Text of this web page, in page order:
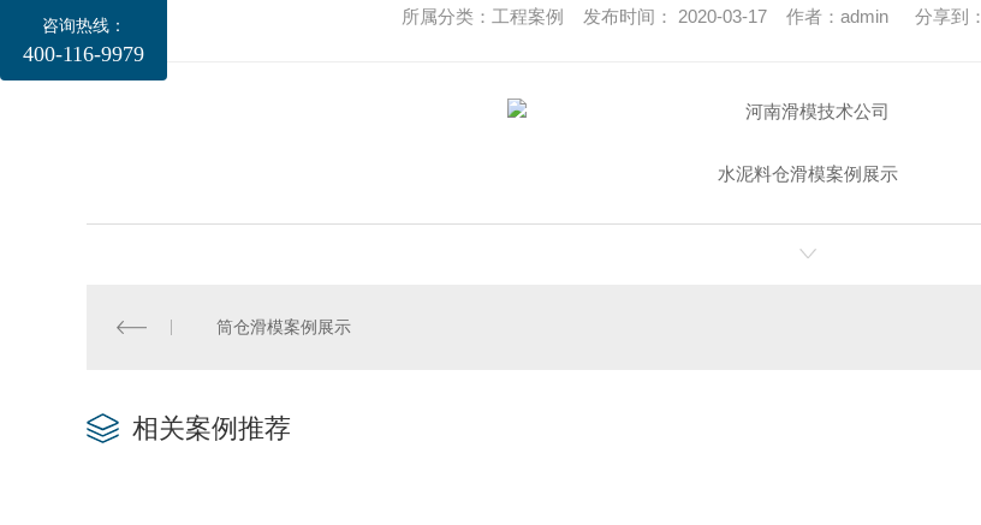
所属分类：工程案例 发布时间： 2020-03-17 作者：admin 分享到：
水泥料仓滑模案例展示
筒仓滑模案例展示
相关案例推荐
咨询热线：
400-116-9979